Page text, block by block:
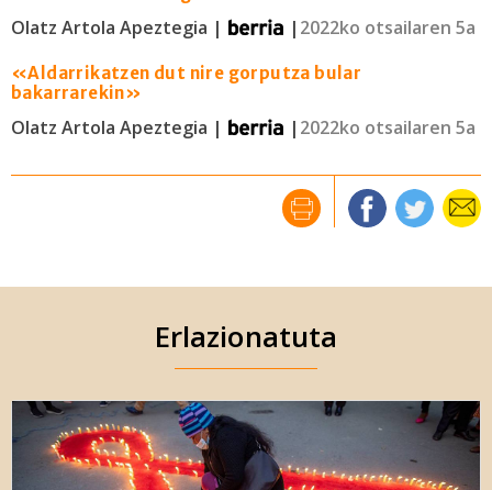
Olatz Artola Apeztegia | | 2022ko otsailaren 5a
«Aldarrikatzen dut nire gorputza bular
bakarrarekin»
Olatz Artola Apeztegia | | 2022ko otsailaren 5a
Erlazionatuta